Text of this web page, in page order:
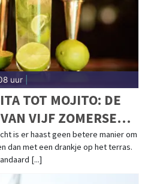
uur|
TOT MOJITO: DE
VIJF ZOMERSE
is er haast geen betere manier om
dan met een drankje op het terras.
[...]